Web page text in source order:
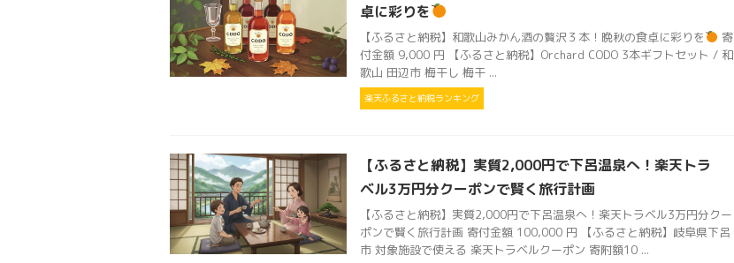
卓に彩りを
【ふるさと納税】和歌山みかん酒の贅沢３本！晩秋の食卓に彩りを
寄
付金額 9,000 円 【ふるさと納税】Orchard CODO 3本ギフトセット / 和
歌山 田辺市 梅干し 梅干 ...
楽天ふるさと納税ランキング
【ふるさと納税】実質2,000円で下呂温泉へ！楽天トラ
ベル3万円分クーポンで賢く旅行計画
【ふるさと納税】実質2,000円で下呂温泉へ！楽天トラベル3万円分クー
ポンで賢く旅行計画 寄付金額 100,000 円 【ふるさと納税】岐阜県下呂
市 対象施設で使える 楽天トラベルクーポン 寄附額10 ...